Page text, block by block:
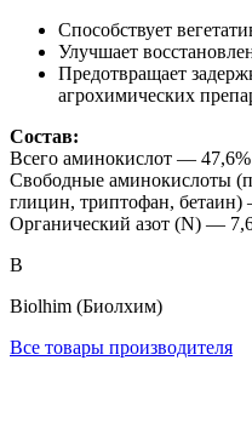
Способствует
Улучшает
Предотвращает
агрохимических
Состав:
Всего аминокислот — 47,6%
Свободные аминокислоты
глицин, триптофан,
Органический азот (N) —
B
Biolhim (Биолхим)
Все товары производителя